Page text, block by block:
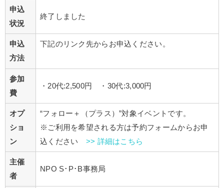
申込
状況
終了しました
申込
方法
下記のリンク先からお申込ください。
参加
費
・20代:2,500円 ・30代:3,000円
オプ
ショ
ン
“フォロー＋（プラス）”対象イベントです。
※ご利用を希望される方は予約フォームからお申
込ください >> 詳細はこちら
主催
者
NPO S･P･B事務局